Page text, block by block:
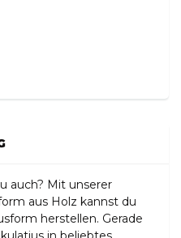
auch? Mit unserer
aus Holz kannst du
herstellen. Gerade